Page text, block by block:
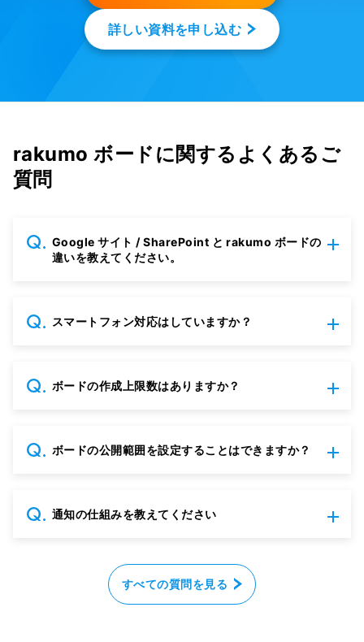
詳しい資料を申し込む
rakumo ボードに関するよくあるご
質問
Google サイト / SharePoint と rakumo ボードの
違いを教えてください。
スマートフォン対応はしていますか？
ボードの作成上限数はありますか？
ボードの公開範囲を設定することはできますか？
通知の仕組みを教えてください
すべての質問を見る